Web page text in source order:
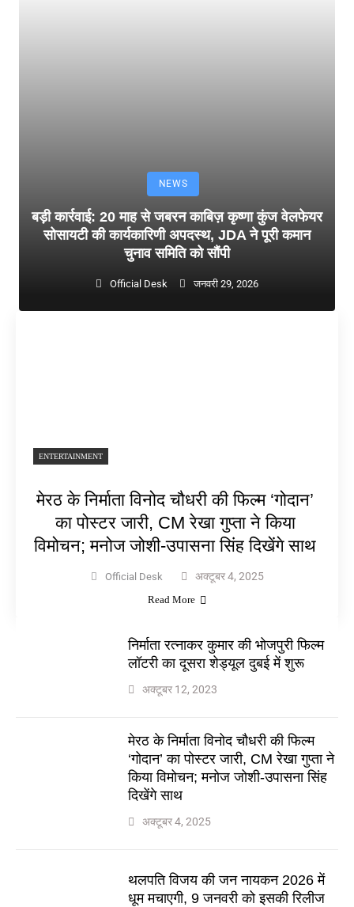
NEWS
बड़ी कार्रवाई: 20 माह से जबरन काबिज़ कृष्णा कुंज वेलफेयर
सोसायटी की कार्यकारिणी अपदस्थ, JDA ने पूरी कमान
चुनाव समिति को सौंपी
Official Desk जनवरी 29, 2026
ENTERTAINMENT
मेरठ के निर्माता विनोद चौधरी की फिल्म ‘गोदान’
का पोस्टर जारी, CM रेखा गुप्ता ने किया
विमोचन; मनोज जोशी-उपासना सिंह दिखेंगे साथ
Official Desk अक्टूबर 4, 2025
Read More
निर्माता रत्नाकर कुमार की भोजपुरी फिल्म
लॉटरी का दूसरा शेड्यूल दुबई में शुरू
अक्टूबर 12, 2023
मेरठ के निर्माता विनोद चौधरी की फिल्म
‘गोदान’ का पोस्टर जारी, CM रेखा गुप्ता ने
किया विमोचन; मनोज जोशी-उपासना सिंह
दिखेंगे साथ
अक्टूबर 4, 2025
थलपति विजय की जन नायकन 2026 में
धूम मचाएगी, 9 जनवरी को इसकी रिलीज